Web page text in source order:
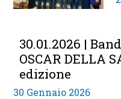
30.01.2026 |
OSCAR DELLA
edizione
30 Gennaio 2026